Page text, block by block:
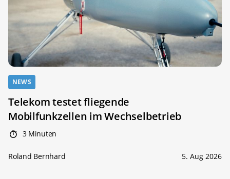
NEWS
Telekom testet fliegende
Mobilfunkzellen im Wechselbetrieb
3 Minuten
Roland Bernhard 5. Aug 2026